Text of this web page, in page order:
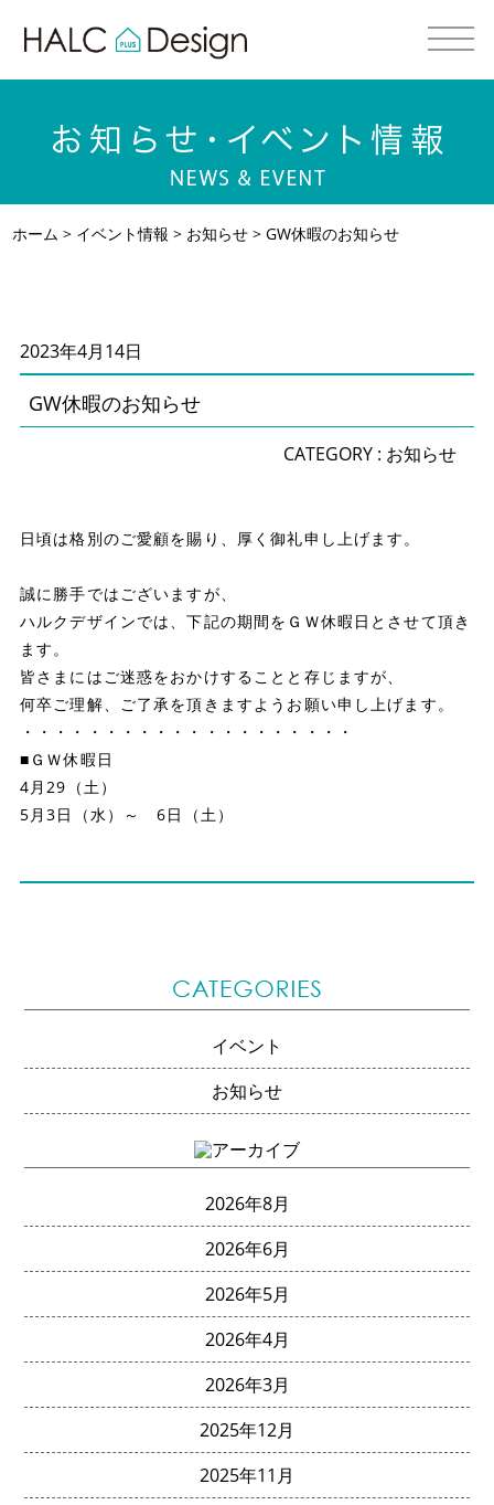
ホーム > イベント情報 > お知らせ > GW休暇のお知らせ
2023年4月14日
GW休暇のお知らせ
CATEGORY : お知らせ
日頃は格別のご愛顧を賜り、厚く御礼申し上げます。
誠に勝手ではございますが、
ハルクデザインでは、下記の期間をＧＷ休暇日とさせて頂き
ます。
皆さまにはご迷惑をおかけすることと存じますが、
何卒ご理解、ご了承を頂きますようお願い申し上げます。
・・・・・・・・・・・・・・・・・・・・
■ＧＷ休暇日
4月29（土）
5月3日（水）～ 6日（土）
イベント
お知らせ
2026年8月
2026年6月
2026年5月
2026年4月
2026年3月
2025年12月
2025年11月